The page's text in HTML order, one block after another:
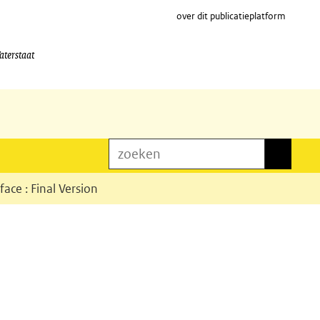
over dit publicatieplatform
zoeken
: Final Version